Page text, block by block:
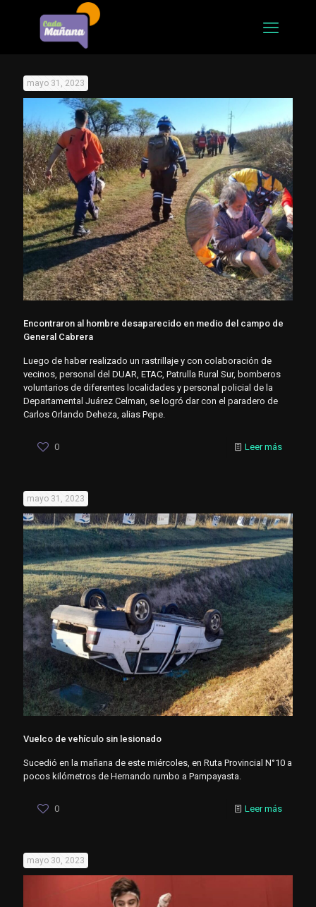
mayo 31, 2023
Encontraron al hombre desaparecido en medio del campo de
General Cabrera
Luego de haber realizado un rastrillaje y con colaboración de
vecinos, personal del DUAR, ETAC, Patrulla Rural Sur, bomberos
voluntarios de diferentes localidades y personal policial de la
Departamental Juárez Celman, se logró dar con el paradero de
Carlos Orlando Deheza, alias Pepe.
0 Leer más
mayo 31, 2023
Vuelco de vehículo sin lesionado
Sucedió en la mañana de este miércoles, en Ruta Provincial N°10 a
pocos kilómetros de Hernando rumbo a Pampayasta.
0 Leer más
mayo 30, 2023